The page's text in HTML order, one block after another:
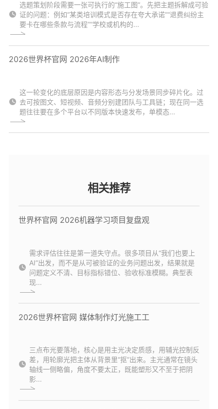
选题策划阶段需要一张可执行的“施工图”。先把主题拆解成可验
证的问题：例如“某类培训模式是否存在夸大承诺”“退费纠纷主
要卡在哪些条款与流程”“学校或机构的...
2026世界杯官网 2026年AI制作
这一轮变化的底层原因是内容形态与分发场景同步碎片化。过
去可按图文、短视频、音频分别建团队与工具链；现在同一选
题往往要在多个平台以不同版本快速发布，单模态...
相关推荐
世界杯官网 2026机器学习项目复盘观
需求评估往往是第一道失守点。很多项目从“我们也要上
AI”出发，而不是从可被验证的业务问题出发，结果就是
问题定义不清、目标指标错位、验收标准模糊。典型表
现...
2026世界杯官网 媒体制作灯光施工工
三点布光要落地，核心是用主光决定质感，用辅光控制反
差，用轮廓光把主体从背景里“抠”出来。主光通常在镜头
轴线一侧略偏，角度不要太正，既能塑形又不至于把阴
影...